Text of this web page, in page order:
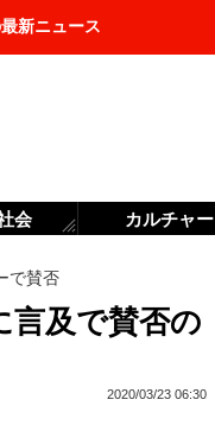
新ニュース
で賛否
言及で賛否の
2020/03/23 06:30
会 カルチャー